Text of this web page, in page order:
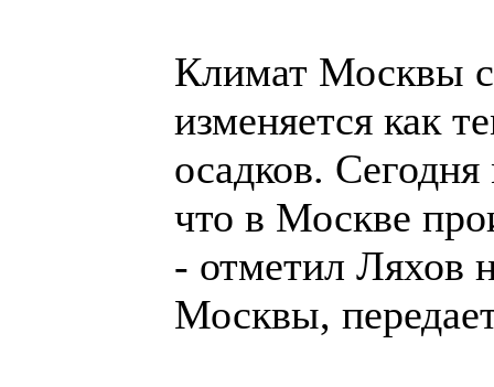
Климат Москвы
изменяется как
осадков.
что в Москве
- отметил Ляхов
Москвы,